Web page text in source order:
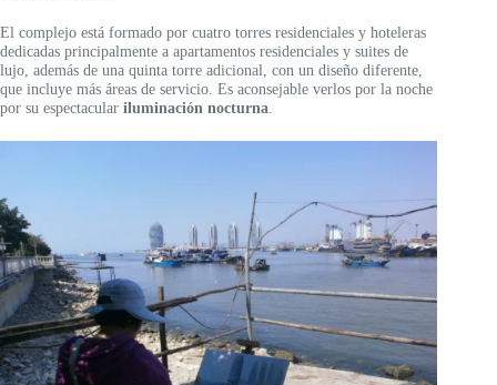
El complejo está formado por cuatro torres residenciales y hoteleras
dedicadas principalmente a apartamentos residenciales y suites de
lujo, además de una quinta torre adicional, con un diseño diferente,
que incluye más áreas de servicio. Es aconsejable verlos por la noche
por su espectacular iluminación nocturna